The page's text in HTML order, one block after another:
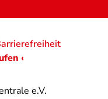
e.V.
‹